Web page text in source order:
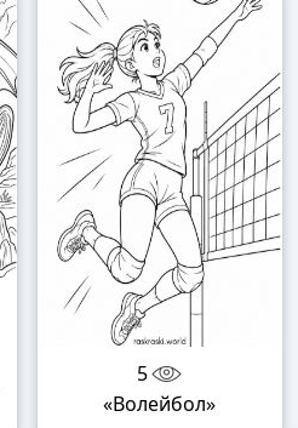
5
«Волейбол»